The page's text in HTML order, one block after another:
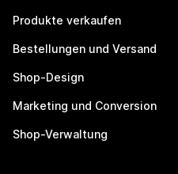
Produkte verkaufen
Bestellungen und Versand
Shop-Design
Marketing und Conversion
Shop-Verwaltung